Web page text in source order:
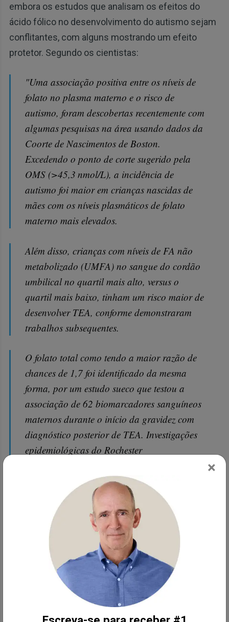
embora os estudos que analisam os efeitos do
ácido fólico no desenvolvimento do autismo sejam
conflitantes, com alguns mostrando um efeito
protetor. Segundo os cientistas:
"Uma associação positiva entre os níveis de
folato no plasma materno e o risco de
autismo, foram descobertas recentemente com
algumas pesquisas na área usando dados da
Coorte de Nascimentos de Boston.
Excedendo o ponto de corte sugerido pela
OMS (>45,3 nmol/L), a incidência de
autismo foi maior em crianças nascidas de
mães com os níveis plasmáticos de folato
materno mais elevados.
Além disso, crianças com níveis de FA não
metabolizado (UMFA) no sangue do cordão
umbilical no quartil mais alto, versus o
quartil mais baixo, tinham um risco maior de
desenvolver TEA, conforme demonstraram
trabalhos subsequentes.
O folato total como tendo a maior razão de
chances de 1,7 foi identificado da mesma
forma, por um estudo sueco que testou a
associação de 62 biomarcadores sanguíneos
maternos durante o início da gravidez com
diagnóstico posterior de TEA. Investigações
epidemiológicas do Rochester
por dados anteriores do CDC apoiam estes
resultados."
Mesmo ácido fólico moderadamente
alto pode prejudicar o
desenvolvimento do cérebro?
Em ratos no desenvolvimento do cérebro de seus
descendentes, especificamente no córtex cerebral,
que desempenha um papel nas funções cognitivas
e emocionais, bem como nos distúrbios
×